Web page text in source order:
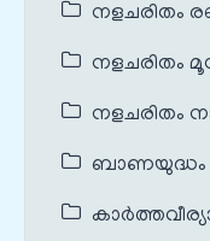
നളചരിതം
നളചരിതം
നളചരിതം
ബാണയുദ്ധം